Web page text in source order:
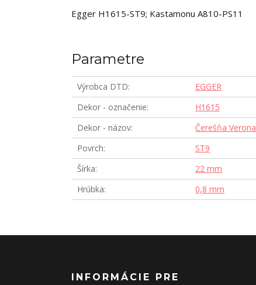
Egger H1615-ST9; Kastamonu A810-PS11
Parametre
Výrobca DTD
EGGER
Dekor - označenie
H1615
Dekor - názov
Čerešňa Verona
Povrch
ST9
Šírka
22 mm
Hrúbka
0,8 mm
INFORMÁCIE PRE